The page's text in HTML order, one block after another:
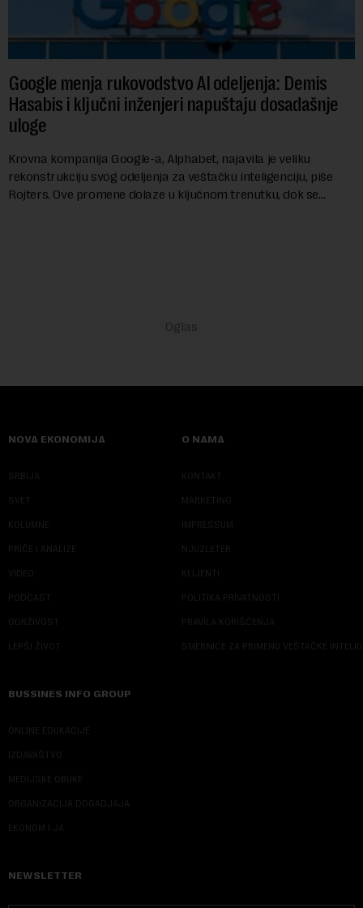
Google menja rukovodstvo AI odeljenja: Demis
Hasabis i ključni inženjeri napuštaju dosadašnje
uloge
Krovna kompanija Google-a, Alphabet, najavila je veliku
rekonstrukciju svog odeljenja za veštačku inteligenciju, piše
Rojters. Ove promene dolaze u ključnom trenutku, dok se
NOVA EKONOMIJA
SRBIJA
SVET
KOLUMNE
PRIČE I ANALIZE
VIDEO
PODCAST
ODRŽIVOST
LEPŠI ŽIVOT
O NAMA
KONTAKT
MARKETING
IMPRESSUM
NJUZLETER
KLIJENTI
POLITIKA PRIVATNOSTI
PRAVILA KORIŠĆENJA
SMERNICE ZA PRIMENU VEŠTAČKE
BUSSINES INFO GROUP
ONLINE EDUKACIJE
IZDAVAŠTVO
MEDIJSKE OBUKE
ORGANIZACIJA DOGADJAJA
EKONOM I JA
NEWSLETTER